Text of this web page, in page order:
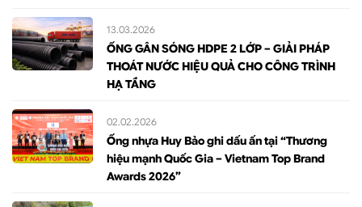
13.03.2026
ỐNG GÂN SÓNG HDPE 2 LỚP – GIẢI PHÁP
THOÁT NƯỚC HIỆU QUẢ CHO CÔNG TRÌNH
HẠ TẦNG
02.02.2026
Ống nhựa Huy Bảo ghi dấu ấn tại “Thương
hiệu mạnh Quốc Gia – Vietnam Top Brand
Awards 2026”